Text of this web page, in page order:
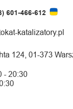
601-466-612
katalizatory.pl
124, 01-373
- 20:30